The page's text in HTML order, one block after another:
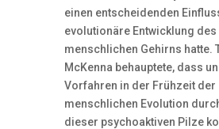
einen entscheidenden
evolutionäre Entwicklung des
menschlichen Gehirns hatte.
McKenna behauptete, dass
Vorfahren in der Frühzeit der
menschlichen Evolution
dieser psychoaktiven Pilze